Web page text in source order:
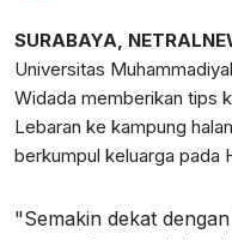
SURABAYA,
Universitas
Widada memberikan tips
Lebaran ke kampung
berkumpul keluarga pada
"Semakin dekat